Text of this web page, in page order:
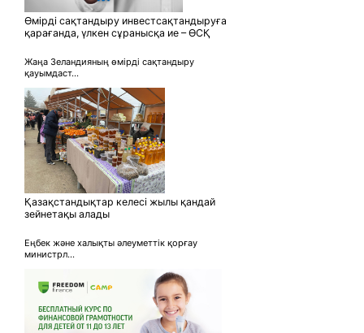
Өмірді сақтандыру инвестсақтандыруға
қарағанда, үлкен сұранысқа ие – ӨСҚ
Жаңа Зеландияның өмірді сақтандыру
қауымдаст...
Қазақстандықтар келесі жылы қандай
зейнетақы алады
Еңбек және халықты әлеуметтік қорғау
министрл...